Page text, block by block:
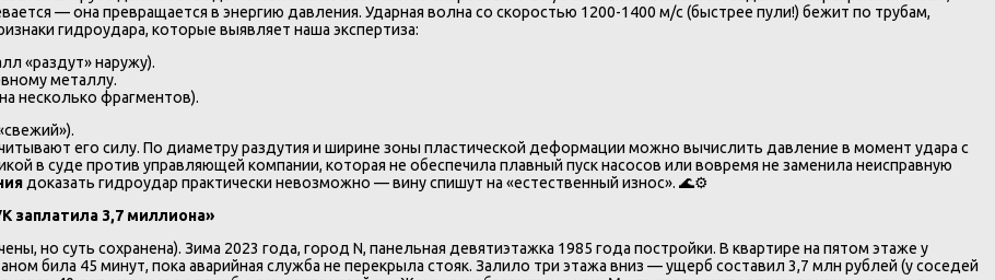
— она превращается в энергию давления. Ударная волна со скоростью 1200-1400 м/с (быстрее пули!) бежит по трубам,
гидроудара, которые выявляет наша экспертиза:
«раздут» наружу).
металлу.
несколько фрагментов).
его силу. По диаметру раздутия и ширине зоны пластической деформации можно вычислить давление в момент удара с
в суде против управляющей компании, которая не обеспечила плавный пуск насосов или вовремя не заменила неисправную
доказать гидроудар практически невозможно — вину спишут на «естественный износ». 🌊⚙️
заплатила 3,7 миллиона»
но суть сохранена). Зима 2023 года, город N, панельная девятиэтажка 1985 года постройки. В квартире на пятом этаже у
била 45 минут, пока аварийная служба не перекрыла стояк. Залило три этажа вниз — ущерб составил 3,7 млн рублей (у соседей